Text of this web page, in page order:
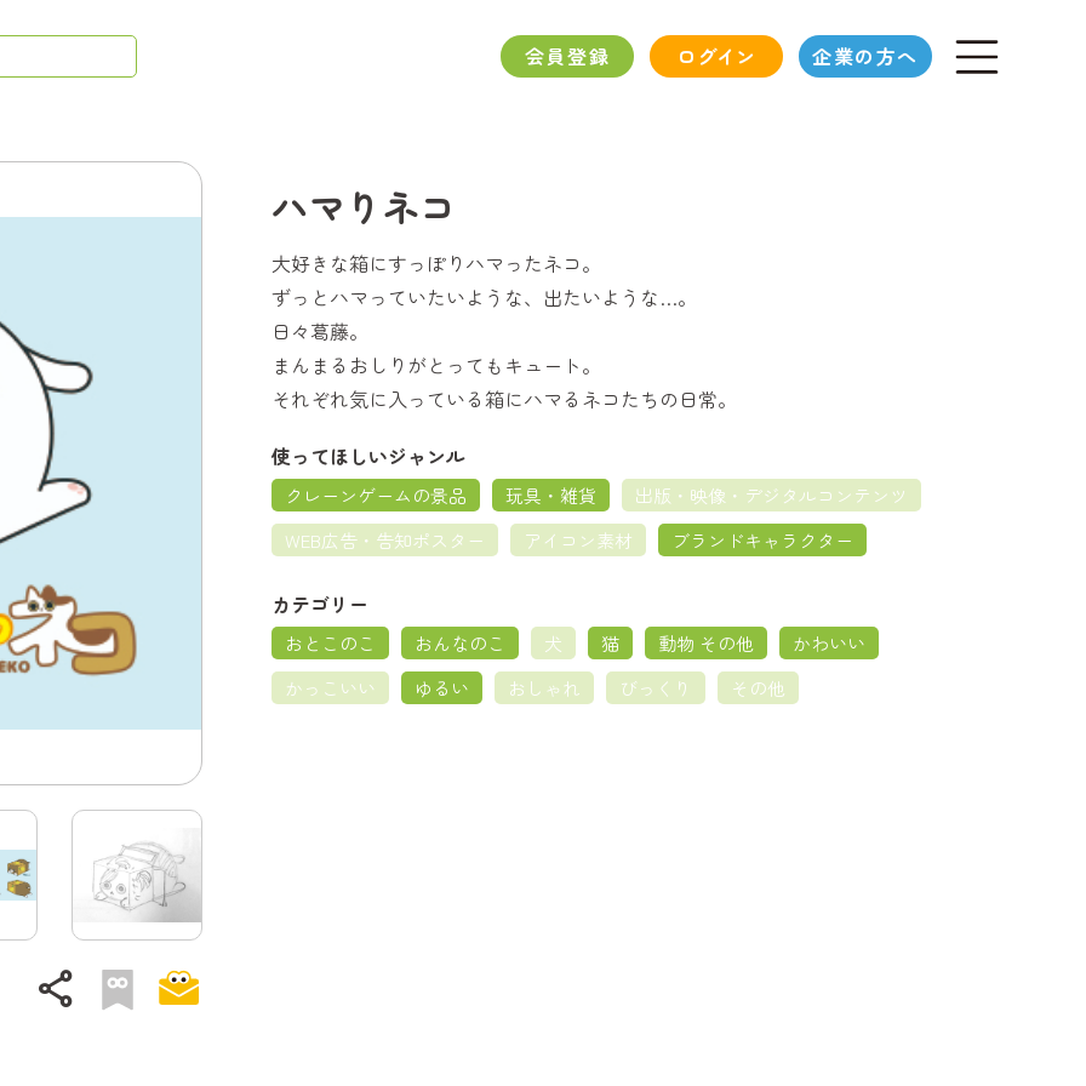
会員登録 ログイン 企業の方へ
share
ハマりネコ
大好きな箱にすっぽりハマったネコ。
ずっとハマっていたいような、出たいような…。
日々葛藤。
まんまるおしりがとってもキュート。
それぞれ気に入っている箱にハマるネコたちの日常。
使ってほしいジャンル
クレーンゲームの景品 玩具・雑貨
出版・映像・デジタルコンテンツ
WEB広告・告知ポスター
アイコン素材 ブランドキャラクター
カテゴリー
おとこのこ おんなのこ 犬 猫 動物 その他
かわいい
かっこいい
ゆるい おしゃれ びっくり その他